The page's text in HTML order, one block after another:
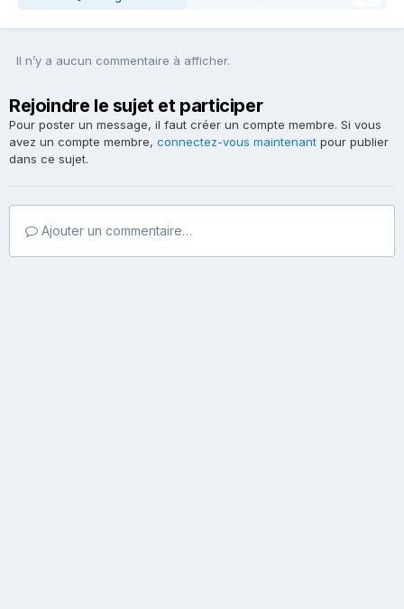
Il n’y a aucun commentaire à afficher.
Rejoindre le sujet et participer
Pour poster un message, il faut créer un compte membre. Si vous
avez un compte membre, connectez-vous maintenant pour publier
dans ce sujet.
Ajouter un commentaire…